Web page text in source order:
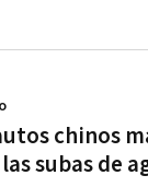
chinos
subas de